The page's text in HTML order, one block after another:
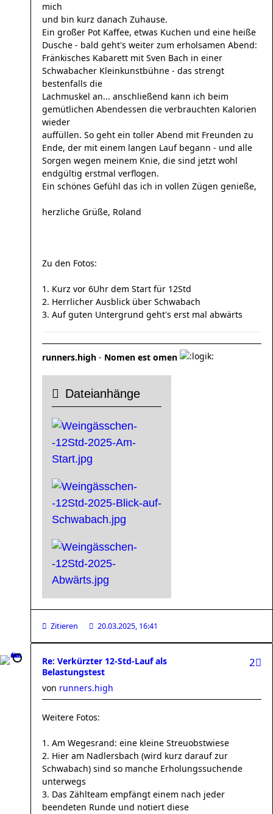
mich
und bin kurz danach Zuhause.
Ein großer Pot Kaffee, etwas Kuchen und eine heiße
Dusche - bald geht's weiter zum erholsamen Abend:
Fränkisches Kabarett mit Sven Bach in einer
Schwabacher Kleinkunstbühne - das strengt
bestenfalls die
Lachmuskel an... anschließend kann ich beim
gemütlichen Abendessen die verbrauchten Kalorien
wieder
auffüllen. So geht ein toller Abend mit Freunden zu
Ende, der mit einem langen Lauf begann - und alle
Sorgen wegen meinem Knie, die sind jetzt wohl
endgültig erstmal verflogen.
Ein schönes Gefühl das ich in vollen Zügen genieße,
herzliche Grüße, Roland
Zu den Fotos:
1. Kurz vor 6Uhr dem Start für 12Std
2. Herrlicher Ausblick über Schwabach
3. Auf guten Untergrund geht's erst mal abwärts
runners.high - Nomen est omen
Dateianhänge
Zitieren 20.03.2025, 16:41
Re: Verkürzter 12-Std-Lauf als
Belastungstest
2
von runners.high
Weitere Fotos:
1. Am Wegesrand: eine kleine Streuobstwiese
2. Hier am Nadlersbach (wird kurz darauf zur
Schwabach) sind so manche Erholungssuchende
unterwegs
3. Das Zählteam empfängt einem nach jeder
beendeten Runde und notiert diese